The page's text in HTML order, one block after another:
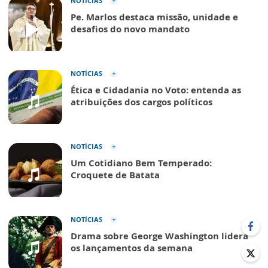
Pe. Marlos destaca missão, unidade e
desafios do novo mandato
NOTÍCIAS
Ética e Cidadania no Voto: entenda as
atribuições dos cargos políticos
NOTÍCIAS
Um Cotidiano Bem Temperado:
Croquete de Batata
NOTÍCIAS
Drama sobre George Washington lidera
os lançamentos da semana